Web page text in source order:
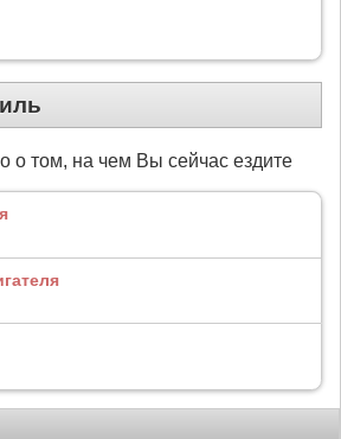
о том, на чем Вы сейчас ездите